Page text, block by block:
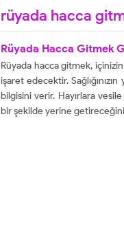
rüyada hacca
Rüyada Hacca Gitmek
Rüyada hacca gitmek,
işaret edecektir.
bilgisini verir. Hayırlara
bir şekilde yerine